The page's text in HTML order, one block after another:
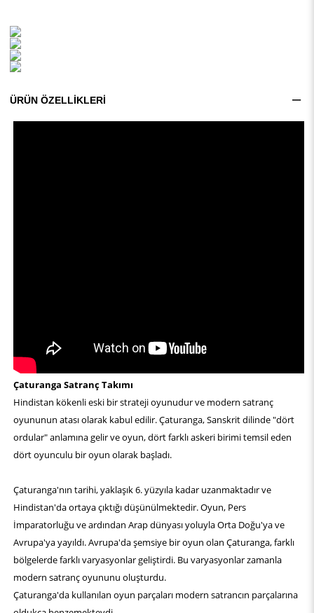
ÜRÜN ÖZELLIKLERI
Çaturanga Satranç Takımı
Hindistan kökenli eski bir strateji oyunudur ve modern satranç
oyununun atası olarak kabul edilir. Çaturanga, Sanskrit dilinde "dört
ordular" anlamına gelir ve oyun, dört farklı askeri birimi temsil eden
dört oyunculu bir oyun olarak başladı.
Çaturanga'nın tarihi, yaklaşık 6. yüzyıla kadar uzanmaktadır ve
Hindistan'da ortaya çıktığı düşünülmektedir. Oyun, Pers
İmparatorluğu ve ardından Arap dünyası yoluyla Orta Doğu'ya ve
Avrupa'ya yayıldı. Avrupa'da şemsiye bir oyun olan Çaturanga, farklı
bölgelerde farklı varyasyonlar geliştirdi. Bu varyasyonlar zamanla
modern satranç oyununu oluşturdu.
Çaturanga'da kullanılan oyun parçaları modern satrancın parçalarına